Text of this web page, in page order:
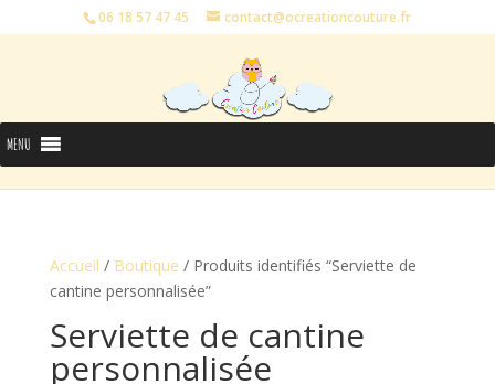
06 18 57 47 45 contact@ocreationcouture.fr
MENU
Accueil / Boutique / Produits identifiés “Serviette de
cantine personnalisée”
Serviette de cantine
personnalisée